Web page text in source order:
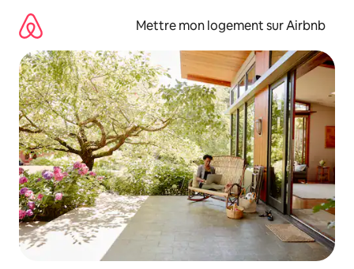
directement
contenu
Mettre mon logement sur Airbnb